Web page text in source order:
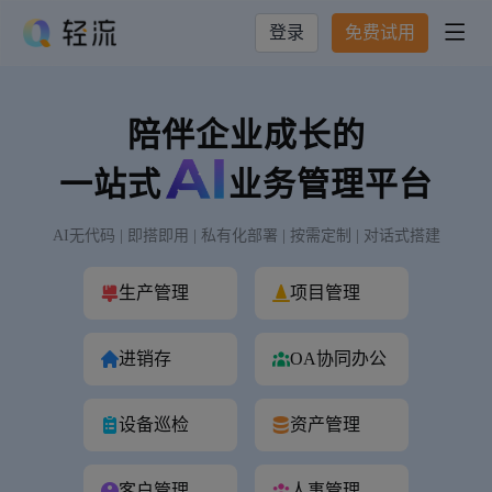
登录 免费试用 
陪伴企业成长的
一站式
业务管理平台
AI无代码 | 即搭即用 | 私有化部署 | 按需定制 | 对话式搭建
生产管理 项目管理
进销存 OA协同办公
设备巡检 资产管理